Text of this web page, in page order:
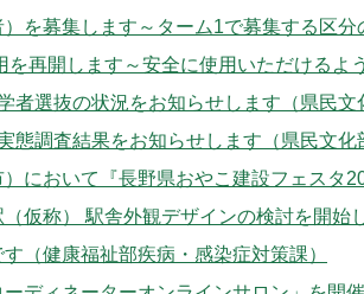
を募集します～ターム1で募集する区分
再開します～安全に使用いただけるよ
者選抜の状況をお知らせします（県民文
態調査結果をお知らせします（県民文化
において『長野県おやこ建設フェスタ
仮称） 駅舎外観デザインの検討を開始
（健康福祉部疾病・感染症対策課）